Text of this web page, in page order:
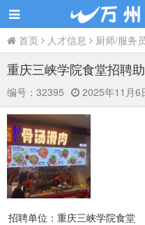
首页 人才信息 厨师/服务
重庆三峡学院食堂招聘
编号： 32395 2025年11月6
招聘单位：重庆三峡学院食堂